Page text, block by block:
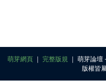
萌芽網頁｜ 完整版規 ｜ 萌芽論
版權皆